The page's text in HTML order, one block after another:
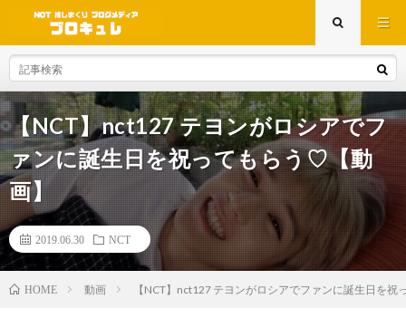
【NCT】nct127 テヨンがロシアでフ
ァンに誕生日を祝ってもらう♡【動
画】
2019.06.30 NCT
HOME 動画 【NCT】nct127 テヨンがロシアでファンに誕生日を